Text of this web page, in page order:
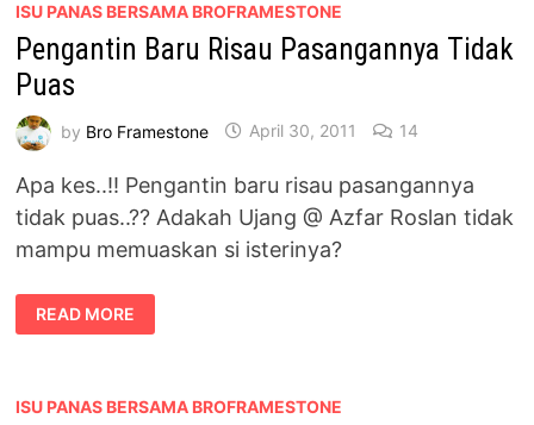
KEDEMAMAN
MALAM
PERTAMA
ISU PANAS BERSAMA BROFRAMESTONE
Pengantin Baru Risau Pasangannya Tidak
Puas
by Bro Framestone April 30, 2011 14
Apa kes..!! Pengantin baru risau pasangannya
tidak puas..?? Adakah Ujang @ Azfar Roslan tidak
mampu memuaskan si isterinya?
PENGANTIN
BARU
RISAU
READ MORE
ISU PANAS BERSAMA BROFRAMESTONE